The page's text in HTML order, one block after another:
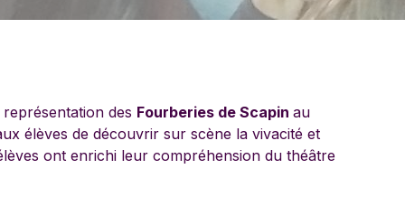
des Fourberies de Scapin au
élèves de découvrir sur scène la vivacité et
ont enrichi leur compréhension du théâtre